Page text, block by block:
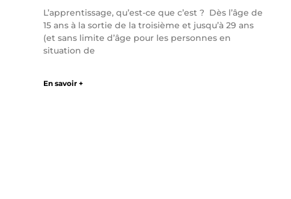
L’apprentissage, qu’est-ce que c’est ? Dès l’âge de
15 ans à la sortie de la troisième et jusqu’à 29 ans
(et sans limite d’âge pour les personnes en
situation de
En savoir +